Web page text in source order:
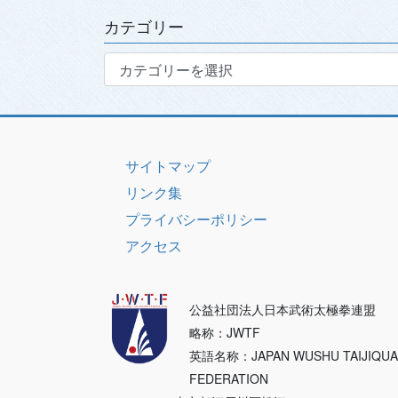
ブ
カテゴリー
カ
テ
サイトマップ
リンク集
プライバシーポリシー
アクセス
公益社団法人日本武術太極拳連盟
略称：JWTF
英語名称：JAPAN WUSHU
FEDERATION